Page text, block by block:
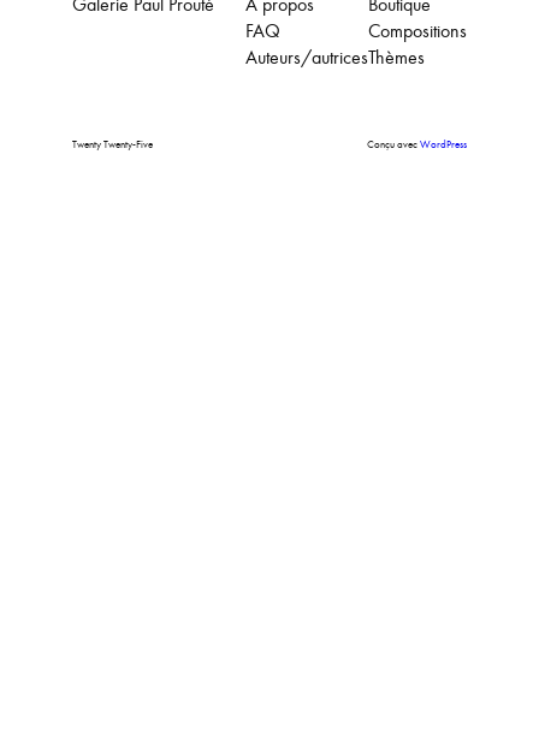
FAQ
Auteurs/autrices
Compositions
Thèmes
Twenty Twenty-Five Conçu avecWordPress